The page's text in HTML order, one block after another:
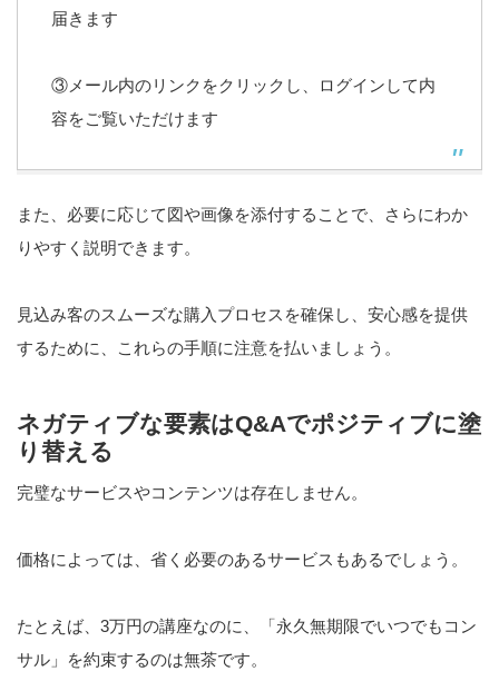
届きます
③メール内のリンクをクリックし、ログインして内
容をご覧いただけます
また、必要に応じて図や画像を添付することで、さらにわか
りやすく説明できます。
見込み客のスムーズな購入プロセスを確保し、安心感を提供
するために、これらの手順に注意を払いましょう。
ネガティブな要素はQ&Aでポジティブに塗
り替える
完璧なサービスやコンテンツは存在しません。
価格によっては、省く必要のあるサービスもあるでしょう。
たとえば、3万円の講座なのに、「永久無期限でいつでもコン
サル」を約束するのは無茶です。